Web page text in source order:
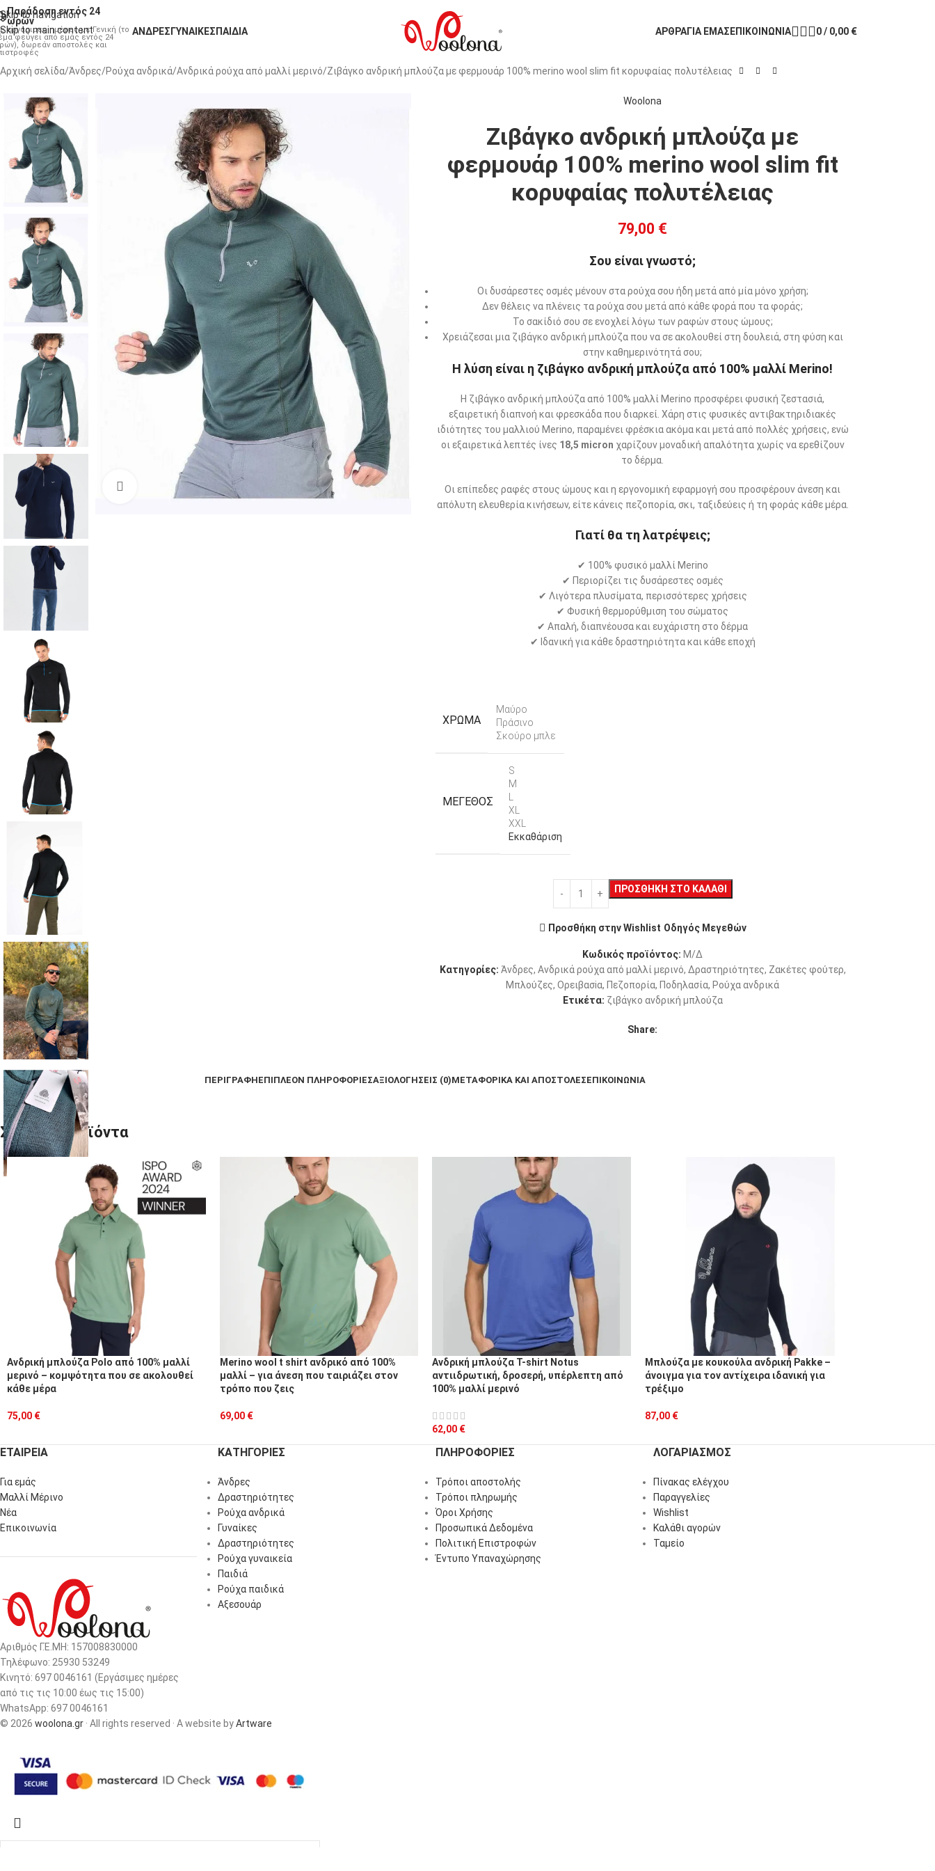
Skip to navigation
Skip to main content
Παράδοση εντός 24
ωρών
εργάσιμες ημέρες με Γενική (το
φεύγει από εμάς εντός 24
δωρεάν αποστολές και
ΆΝΔΡΕΣ ΓΥΝΑΊΚΕΣ ΠΑΙΔΙΆ ΑΡΘΡΑΓΙΑ ΕΜΑΣ ΕΠΙΚΟΙΝΩΝΙΑ 0/ 0,00 €
Αρχική σελίδα Άνδρες Ρούχα ανδρικά Ανδρικά ρούχα από μαλλί μερινό Ζιβάγκο ανδρική μπλούζα με φερμουάρ 100% merino wool slim fit κορυφαίας πολυτέλειας
Click to enlarge
Woolona
Ζιβάγκο ανδρική μπλούζα με
φερμουάρ 100% merino wool slim fit
κορυφαίας πολυτέλειας
79,00 €
Σου είναι γνωστό;
Οι δυσάρεστες οσμές μένουν στα ρούχα σου ήδη μετά από μία μόνο χρήση;
Δεν θέλεις να πλένεις τα ρούχα σου μετά από κάθε φορά που τα φοράς;
Το σακίδιό σου σε ενοχλεί λόγω των ραφών στους ώμους;
Χρειάζεσαι μια ζιβάγκο ανδρική μπλούζα που να σε ακολουθεί στη δουλειά, στη φύση και
στην καθημερινότητά σου;
Η λύση είναι η ζιβάγκο ανδρική μπλούζα από 100% μαλλί Merino!
Η ζιβάγκο ανδρική μπλούζα από 100% μαλλί Merino προσφέρει φυσική ζεστασιά,
εξαιρετική διαπνοή και φρεσκάδα που διαρκεί. Χάρη στις φυσικές αντιβακτηριδιακές
ιδιότητες του μαλλιού Merino, παραμένει φρέσκια ακόμα και μετά από πολλές χρήσεις, ενώ
οι εξαιρετικά λεπτές ίνες 18,5 micron χαρίζουν μοναδική απαλότητα χωρίς να ερεθίζουν
το δέρμα.
Οι επίπεδες ραφές στους ώμους και η εργονομική εφαρμογή σου προσφέρουν άνεση και
απόλυτη ελευθερία κινήσεων, είτε κάνεις πεζοπορία, σκι, ταξιδεύεις ή τη φοράς κάθε μέρα.
Γιατί θα τη λατρέψεις;
✔ 100% φυσικό μαλλί Merino
✔ Περιορίζει τις δυσάρεστες οσμές
✔ Λιγότερα πλυσίματα, περισσότερες χρήσεις
✔ Φυσική θερμορύθμιση του σώματος
✔ Απαλή, διαπνέουσα και ευχάριστη στο δέρμα
✔ Ιδανική για κάθε δραστηριότητα και κάθε εποχή
ΧΡΏΜΑ
Μαύρο
Πράσινο
Σκούρο μπλε
ΜΈΓΕΘΟΣ
S
M
XL
XXL
Εκκαθάριση
ΠΡΟΣΘΉΚΗ ΣΤΟ ΚΑΛΆΘΙ
Προσθήκη στην Wishlist Οδηγός Μεγεθών
Κωδικός προϊόντος: Μ/Δ
Κατηγορίες: Άνδρες, Ανδρικά ρούχα από μαλλί μερινό, Δραστηριότητες, Ζακέτες φούτερ,
Μπλούζες, Ορειβασiα, Πεζοπορία, Ποδηλασία, Ρούχα ανδρικά
Ετικέτα: ζιβάγκο ανδρική μπλούζα
Share:
ΠΕΡΙΓΡΑΦΉΕΠΙΠΛΈΟΝ ΠΛΗΡΟΦΟΡΊΕΣΑΞΙΟΛΟΓΉΣΕΙΣ (0)ΜΕΤΑΦΟΡΙΚΆ ΚΑΙ ΑΠΟΣΤΟΛΈΣΕΠΙΚΟΙΝΩΝΊΑ
Σχετικά προϊόντα
Ανδρική μπλούζα Polo από 100% μαλλί
μερινό – κομψότητα που σε ακολουθεί
κάθε μέρα
75,00 €
Merino wool t shirt ανδρικό από 100%
μαλλί – για άνεση που ταιριάζει στον
τρόπο που ζεις
69,00 €
Ανδρική μπλούζα T-shirt Notus
αντιιδρωτική, δροσερή, υπέρλεπτη από
100% μαλλί μερινό
62,00 €
Μπλούζα με κουκούλα ανδρική Pakke –
άνοιγμα για τον αντίχειρα ιδανική για
τρέξιμο
87,00 €
ΕΤΑΙΡΕΙΑ
Για εμάς
Μαλλί Μέρινο
Νέα
Επικοινωνία
Αριθμός Γ.Ε.ΜΗ: 157008830000
Τηλέφωνο: 25930 53249
Κινητό: 697 0046161 (Eργάσιμες ημέρες
από τις τις 10:00 έως τις 15:00)
WhatsApp: 697 0046161
ΚΑΤΗΓΟΡΙΕΣ
Άνδρες
Δραστηριότητες
Ρούχα ανδρικά
Γυναίκες
Δραστηριότητες
Ρούχα γυναικεία
Παιδιά
Ρούχα παιδικά
Αξεσουάρ
ΠΛΗΡΟΦΟΡΊΕΣ
Τρόποι αποστολής
Τρόποι πληρωμής
Όροι Χρήσης
Προσωπικά Δεδομένα
Πολιτική Επιστροφών
Έντυπο Υπαναχώρησης
ΛΟΓΑΡΙΑΣΜΌΣ
Πίνακας ελέγχου
Παραγγελίες
Wishlist
Καλάθι αγορών
Ταμείο
© 2026 woolona.gr · All rights reserved · A website byArtware